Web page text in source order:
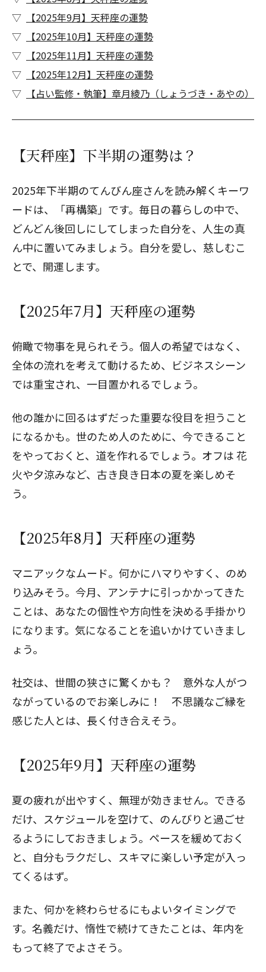
【2025年9月】天秤座の運勢
【2025年10月】天秤座の運勢
【2025年11月】天秤座の運勢
【2025年12月】天秤座の運勢
【占い監修・執筆】章月綾乃（しょうづき・あやの）
【天秤座】下半期の運勢は？
2025年下半期のてんびん座さんを読み解くキーワ
ードは、「再構築」です。毎日の暮らしの中で、
どんどん後回しにしてしまった自分を、人生の真
ん中に置いてみましょう。自分を愛し、慈しむこ
とで、開運します。
【2025年7月】天秤座の運勢
俯瞰で物事を見られそう。個人の希望ではなく、
全体の流れを考えて動けるため、ビジネスシーン
では重宝され、一目置かれるでしょう。
他の誰かに回るはずだった重要な役目を担うこと
になるかも。世のため人のために、今できること
をやっておくと、道を作れるでしょう。オフは花
火や夕涼みなど、古き良き日本の夏を楽しめそ
う。
【2025年8月】天秤座の運勢
マニアックなムード。何かにハマりやすく、のめ
り込みそう。今月、アンテナに引っかかってきた
ことは、あなたの個性や方向性を決める手掛かり
になります。気になることを追いかけていきまし
ょう。
社交は、世間の狭さに驚くかも？ 意外な人がつ
ながっているのでお楽しみに！ 不思議なご縁を
感じた人とは、長く付き合えそう。
【2025年9月】天秤座の運勢
夏の疲れが出やすく、無理が効きません。できる
だけ、スケジュールを空けて、のんびりと過ごせ
るようにしておきましょう。ペースを緩めておく
と、自分もラクだし、スキマに楽しい予定が入っ
てくるはず。
また、何かを終わらせるにもよいタイミングで
す。名義だけ、惰性で続けてきたことは、年内を
もって終了でよさそう。